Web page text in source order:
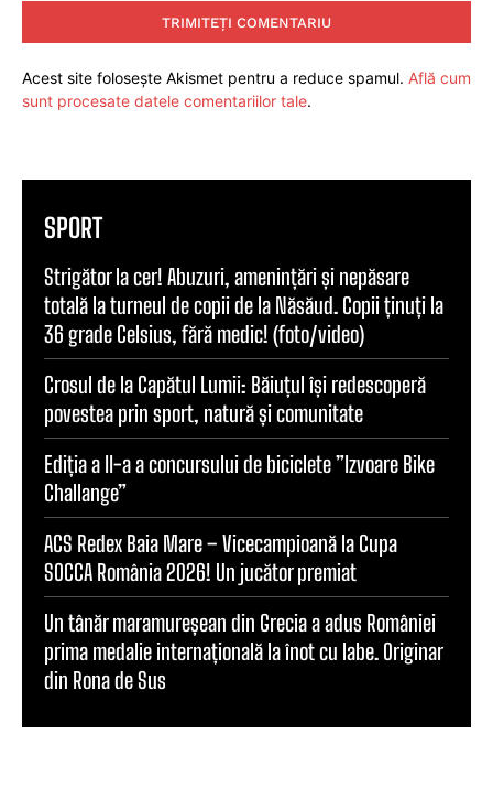
Acest site folosește Akismet pentru a reduce spamul. Află cum
sunt procesate datele comentariilor tale.
SPORT
Strigător la cer! Abuzuri, amenințări și nepăsare
totală la turneul de copii de la Năsăud. Copii ținuți la
36 grade Celsius, fără medic! (foto/video)
Crosul de la Capătul Lumii: Băiuțul își redescoperă
povestea prin sport, natură și comunitate
Ediția a II-a a concursului de biciclete ”Izvoare Bike
Challange”
ACS Redex Baia Mare – Vicecampioană la Cupa
SOCCA România 2026! Un jucător premiat
Un tânăr maramureșean din Grecia a adus României
prima medalie internațională la înot cu labe. Originar
din Rona de Sus